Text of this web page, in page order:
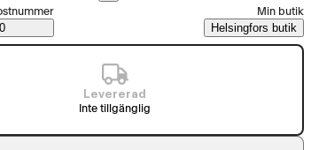
Min butik
Helsingfors butik
Levererad
Inte tillgänglig